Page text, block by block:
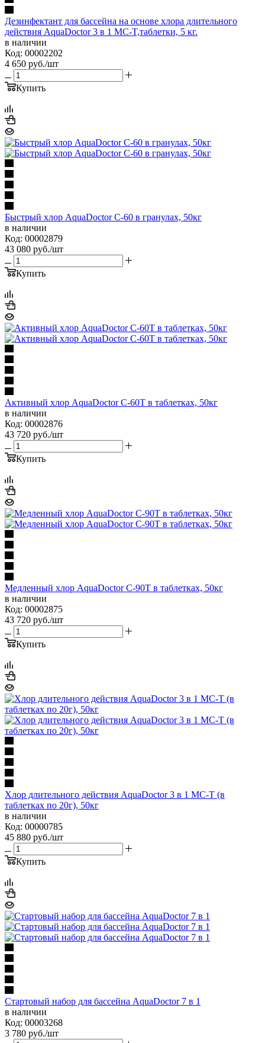
Дезинфектант для бассейна на основе хлора длительного
действия AquaDoctor 3 в 1 MC-T,таблетки, 5 кг.
в наличии
Код: 00002202
4 650 руб./шт
Купить
Быстрый хлор AquaDoctor C-60 в гранулах, 50кг
в наличии
Код: 00002879
43 080 руб./шт
Купить
Активный хлор AquaDoctor C-60T в таблетках, 50кг
в наличии
Код: 00002876
43 720 руб./шт
Купить
Медленный хлор AquaDoctor C-90T в таблетках, 50кг
в наличии
Код: 00002875
43 720 руб./шт
Купить
Хлор длительного действия AquaDoctor 3 в 1 MC-T (в
таблетках по 20г), 50кг
в наличии
Код: 00000785
45 880 руб./шт
Купить
Стартовый набор для бассейна AquaDoctor 7 в 1
в наличии
Код: 00003268
3 780 руб./шт